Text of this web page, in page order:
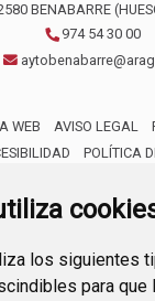
los siguientes
para que
BENABARRE
974 54 30 00
WEB AVISO LEGAL
POLÍTICA